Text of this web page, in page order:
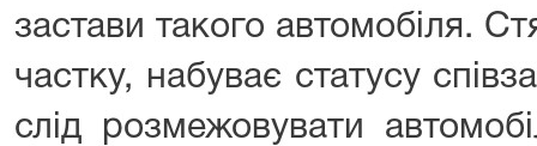
застави такого автомобіля.
частку, набуває статусу
слід розмежовувати